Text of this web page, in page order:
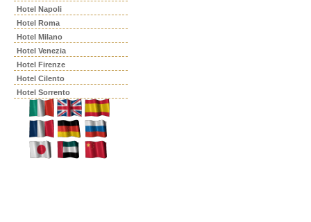
Hotel Napoli
Hotel Roma
Hotel Milano
Hotel Venezia
Hotel Firenze
Hotel Cilento
Hotel Sorrento